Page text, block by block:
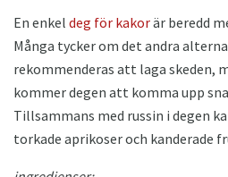
En enkel deg för kakorär beredd
Många tycker om det andra
rekommenderas att laga skeden,
kommer degen att komma upp
Tillsammans med russin i degen
torkade aprikoser och kanderade